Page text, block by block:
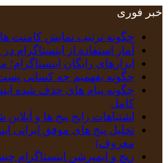
خبر فوری
چگونه ترتیب نمایش کامنت‌
آمار استفاده از اینستاگرام
ابزارهای رایگان
چگونه بفهمیم چه کسانی پست
چگونه پیام‌ های حذف‌ شده
کامل
اشتباهات رایج پیج ها و
تحلیل پیج‌ های موفق ایرانی
معروف)